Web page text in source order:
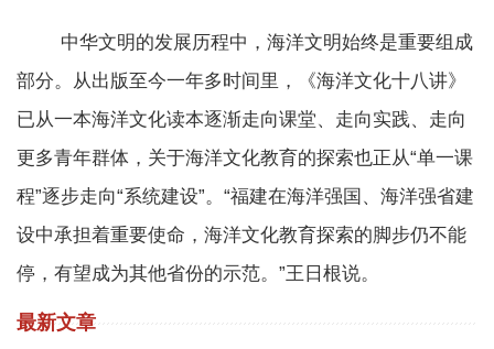
中华文明的发展历程中，海洋文明始终是重要组成
部分。从出版至今一年多时间里，《海洋文化十八讲》
已从一本海洋文化读本逐渐走向课堂、走向实践、走向
更多青年群体，关于海洋文化教育的探索也正从“单一课
程”逐步走向“系统建设”。“福建在海洋强国、海洋强省建
设中承担着重要使命，海洋文化教育探索的脚步仍不能
停，有望成为其他省份的示范。”王日根说。
最新文章